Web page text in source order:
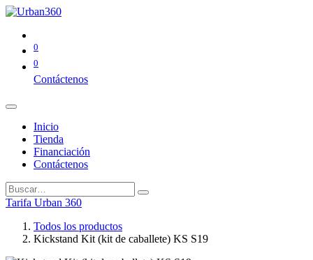
0
0
Contáctenos
Inicio
Tienda
Financiación
Contáctenos
Tarifa Urban 360
Todos los productos
Kickstand Kit (kit de caballete) KS S19